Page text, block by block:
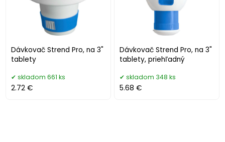
Dávkovač Strend Pro, na 3"
tablety
skladom 661 ks
2.72 €
Dávkovač Strend Pro, na 3"
tablety, priehľadný
skladom 348 ks
5.68 €